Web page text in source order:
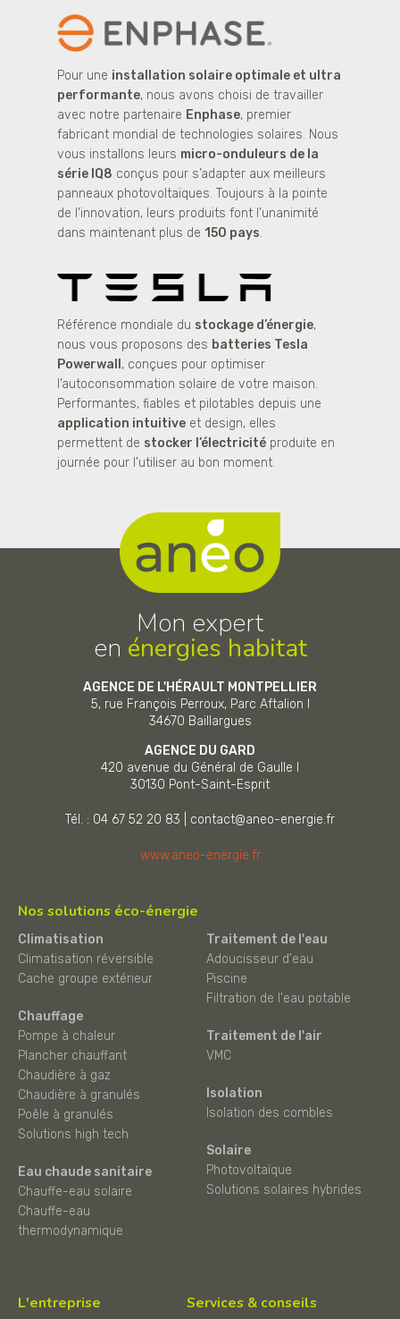
Pour une installation solaire optimale et ultra
performante, nous avons choisi de travailler
avec notre partenaire Enphase, premier
fabricant mondial de technologies solaires. Nous
vous installons leurs micro-onduleurs de la
série IQ8 conçus pour s’adapter aux meilleurs
panneaux photovoltaïques. Toujours à la pointe
de l’innovation, leurs produits font l’unanimité
dans maintenant plus de 150 pays.
Référence mondiale du stockage d’énergie,
nous vous proposons des batteries Tesla
Powerwall , conçues pour optimiser
l’autoconsommation solaire de votre maison.
Performantes, fiables et pilotables depuis une
application intuitive et design, elles
permettent de stocker l’électricité produite en
journée pour l’utiliser au bon moment.
Mon expert
en énergies habitat
AGENCE DE L'HÉRAULT MONTPELLIER
5, rue François Perroux, Parc Aftalion I
34670 Baillargues
AGENCE DU GARD
420 avenue du Général de Gaulle I
30130 Pont-Saint-Esprit
Tél. : 04 67 52 20 83 contact@aneo-energie.fr
www.aneo-energie.fr
Nos solutions éco-énergie
Climatisation
Climatisation réversible
Cache groupe extérieur
Chauffage
Pompe à chaleur
Plancher chauffant
Chaudière à gaz
Chaudière à granulés
Poêle à granulés
Solutions high tech
Eau chaude sanitaire
Chauffe-eau solaire
Chauffe-eau
thermodynamique
Traitement de l'eau
Adoucisseur d'eau
Piscine
Filtration de l'eau potable
Traitement de l'air
VMC
Isolation
Isolation des combles
Solaire
Photovoltaïque
Solutions solaires hybrides
L'entreprise Services & conseils